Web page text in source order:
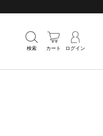
検索 カート ログイン